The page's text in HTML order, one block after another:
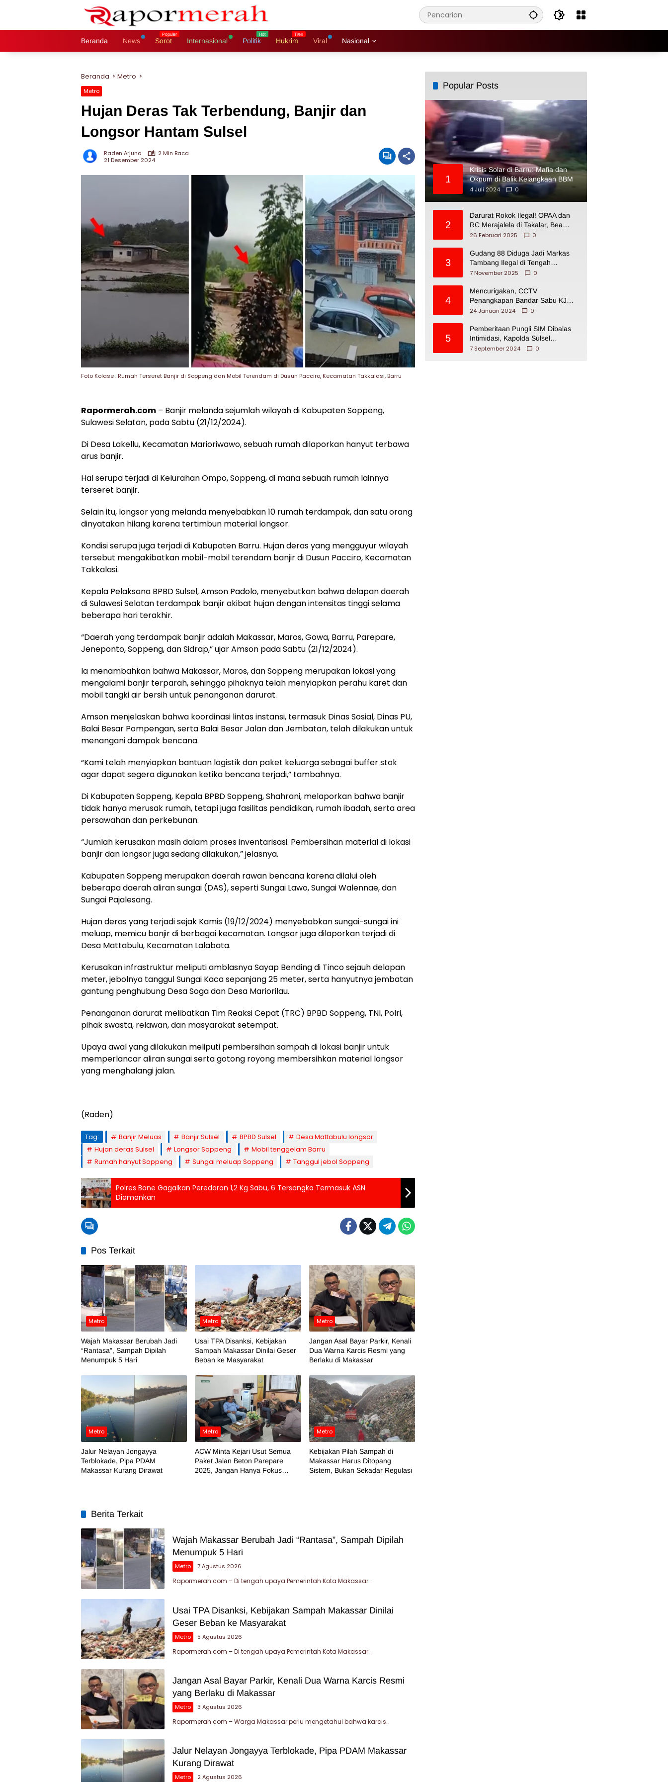
Beranda News Sorot Internasional Politik Hukrim Viral Nasional
Beranda Metro
Metro
Hujan Deras Tak Terbendung, Banjir dan
Longsor Hantam Sulsel
Raden Arjuna
2 Min Baca
21 Desember 2024
Foto Kolase : Rumah Terseret Banjir di Soppeng dan Mobil Terendam di Dusun Pacciro, Kecamatan Takkalasi, Barru
Rapormerah.com – Banjir melanda sejumlah wilayah di Kabupaten Soppeng,
Sulawesi Selatan, pada Sabtu (21/12/2024).
Di Desa Lakellu, Kecamatan Marioriwawo, sebuah rumah dilaporkan hanyut terbawa
arus banjir.
Hal serupa terjadi di Kelurahan Ompo, Soppeng, di mana sebuah rumah lainnya
terseret banjir.
Selain itu, longsor yang melanda menyebabkan 10 rumah terdampak, dan satu orang
dinyatakan hilang karena tertimbun material longsor.
Kondisi serupa juga terjadi di Kabupaten Barru. Hujan deras yang mengguyur wilayah
tersebut mengakibatkan mobil-mobil terendam banjir di Dusun Pacciro, Kecamatan
Takkalasi.
Kepala Pelaksana BPBD Sulsel, Amson Padolo, menyebutkan bahwa delapan daerah
di Sulawesi Selatan terdampak banjir akibat hujan dengan intensitas tinggi selama
beberapa hari terakhir.
“Daerah yang terdampak banjir adalah Makassar, Maros, Gowa, Barru, Parepare,
Jeneponto, Soppeng, dan Sidrap,” ujar Amson pada Sabtu (21/12/2024).
Ia menambahkan bahwa Makassar, Maros, dan Soppeng merupakan lokasi yang
mengalami banjir terparah, sehingga pihaknya telah menyiapkan perahu karet dan
mobil tangki air bersih untuk penanganan darurat.
Amson menjelaskan bahwa koordinasi lintas instansi, termasuk Dinas Sosial, Dinas PU,
Balai Besar Pompengan, serta Balai Besar Jalan dan Jembatan, telah dilakukan untuk
menangani dampak bencana.
“Kami telah menyiapkan bantuan logistik dan paket keluarga sebagai buffer stok
agar dapat segera digunakan ketika bencana terjadi,” tambahnya.
Di Kabupaten Soppeng, Kepala BPBD Soppeng, Shahrani, melaporkan bahwa banjir
tidak hanya merusak rumah, tetapi juga fasilitas pendidikan, rumah ibadah, serta area
persawahan dan perkebunan.
“Jumlah kerusakan masih dalam proses inventarisasi. Pembersihan material di lokasi
banjir dan longsor juga sedang dilakukan,” jelasnya.
Kabupaten Soppeng merupakan daerah rawan bencana karena dilalui oleh
beberapa daerah aliran sungai (DAS), seperti Sungai Lawo, Sungai Walennae, dan
Sungai Pajalesang.
Hujan deras yang terjadi sejak Kamis (19/12/2024) menyebabkan sungai-sungai ini
meluap, memicu banjir di berbagai kecamatan. Longsor juga dilaporkan terjadi di
Desa Mattabulu, Kecamatan Lalabata.
Kerusakan infrastruktur meliputi amblasnya Sayap Bending di Tinco sejauh delapan
meter, jebolnya tanggul Sungai Kaca sepanjang 25 meter, serta hanyutnya jembatan
gantung penghubung Desa Soga dan Desa Mariorilau.
Penanganan darurat melibatkan Tim Reaksi Cepat (TRC) BPBD Soppeng, TNI, Polri,
pihak swasta, relawan, dan masyarakat setempat.
Upaya awal yang dilakukan meliputi pembersihan sampah di lokasi banjir untuk
memperlancar aliran sungai serta gotong royong membersihkan material longsor
yang menghalangi jalan.
(Raden)
Tag: Banjir Meluas Banjir Sulsel BPBD Sulsel
Desa Mattabulu longsor
Hujan deras Sulsel
Longsor Soppeng
Mobil tenggelam Barru
Rumah hanyut Soppeng
Sungai meluap Soppeng Tanggul jebol Soppeng
Polres Bone Gagalkan Peredaran 1,2 Kg Sabu, 6 Tersangka Termasuk ASN
Diamankan
Pos Terkait
Metro
Wajah Makassar Berubah Jadi
“Rantasa”, Sampah Dipilah
Menumpuk 5 Hari
Metro
Usai TPA Disanksi, Kebijakan
Sampah Makassar Dinilai Geser
Beban ke Masyarakat
Metro
Jangan Asal Bayar Parkir, Kenali
Dua Warna Karcis Resmi yang
Berlaku di Makassar
Metro
Jalur Nelayan Jongayya
Terblokade, Pipa PDAM
Makassar Kurang Dirawat
Metro
ACW Minta Kejari Usut Semua
Paket Jalan Beton Parepare
2025, Jangan Hanya Fokus
Metro
Kebijakan Pilah Sampah di
Makassar Harus Ditopang
Sistem, Bukan Sekadar Regulasi
Berita Terkait
Wajah Makassar Berubah Jadi “Rantasa”, Sampah Dipilah
Menumpuk 5 Hari
Metro 7 Agustus 2026
Rapormerah.com – Di tengah upaya Pemerintah Kota Makassar…
Usai TPA Disanksi, Kebijakan Sampah Makassar Dinilai
Geser Beban ke Masyarakat
Metro 5 Agustus 2026
Rapormerah.com – Di tengah upaya Pemerintah Kota Makassar…
Jangan Asal Bayar Parkir, Kenali Dua Warna Karcis Resmi
yang Berlaku di Makassar
Metro 3 Agustus 2026
Rapormerah.com – Warga Makassar perlu mengetahui bahwa karcis…
Jalur Nelayan Jongayya Terblokade, Pipa PDAM Makassar
Kurang Dirawat
Metro 2 Agustus 2026
Popular Posts
1
Krisis Solar di Barru: Mafia dan
Oknum di Balik Kelangkaan BBM
4 Juli 2024
0
2
Darurat Rokok Ilegal! OPAA dan
RC Merajalela di Takalar, Bea
Cukai Impoten
26 Februari 2025 0
3
Gudang 88 Diduga Jadi Markas
Tambang Ilegal di Tengah
Permukiman Warga Makassar
7 November 2025 0
4
Mencurigakan, CCTV
Penangkapan Bandar Sabu KJ
Disita Oknum BNNP Sulsel
24 Januari 2024 0
5
Pemberitaan Pungli SIM Dibalas
Intimidasi, Kapolda Sulsel
Dikecam PJI Sulsel
7 September 2024 0